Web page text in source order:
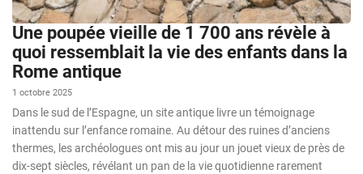
Une poupée vieille de 1 700 ans révèle à
quoi ressemblait la vie des enfants dans la
Rome antique
1 octobre 2025
Dans le sud de l’Espagne, un site antique livre un témoignage
inattendu sur l’enfance romaine. Au détour des ruines d’anciens
thermes, les archéologues ont mis au jour un jouet vieux de près de
dix-sept siècles, révélant un pan de la vie quotidienne rarement